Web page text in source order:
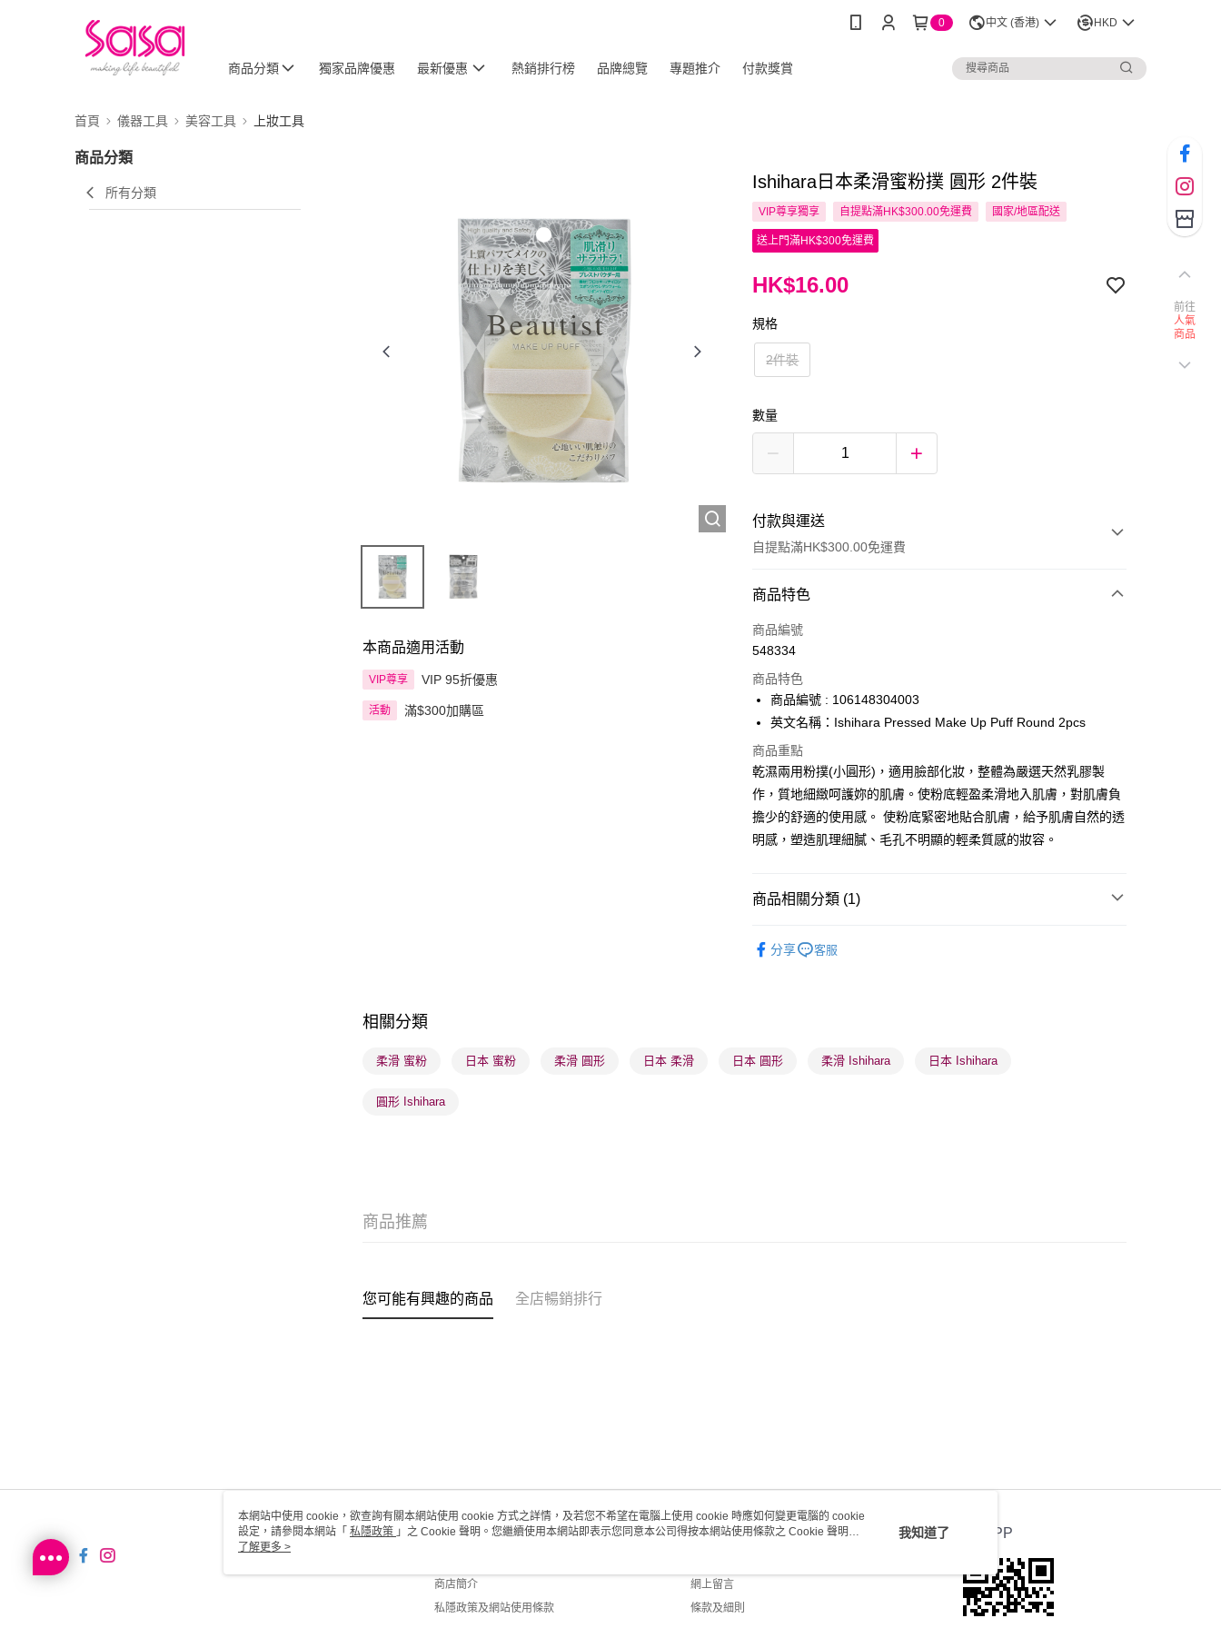
0 中文 (香港) HKD
商品分類 獨家品牌優惠 最新優惠 熱銷排行榜 品牌總覽 專題推介 付款獎賞
首頁 儀器工具 美容工具 上妝工具
商品分類
所有分類
本商品適用活動
VIP尊享 VIP 95折優惠
活動 滿$300加購區
Ishihara日本柔滑蜜粉撲 圓形 2件裝
VIP尊享獨享 自提點滿HK$300.00免運費 國家/地區配送
送上門滿HK$300免運費
HK$16.00
規格
2件裝
數量
付款與運送
自提點滿HK$300.00免運費
付款方式
信用卡
AlipayHK
PayMe
WeChat Pay
BoC Pay
順豐站及營業點 - 確認發貨後1-3個工作天送達
商品特色
商品編號
548334
商品特色
商品編號 : 106148304003
英文名稱：Ishihara Pressed Make Up Puff Round 2pcs
商品重點
乾濕兩用粉撲(小圓形)，適用臉部化妝，整體為嚴選天然乳膠製
作，質地細緻呵護妳的肌膚。使粉底輕盈柔滑地入肌膚，對肌膚負
擔少的舒適的使用感。 使粉底緊密地貼合肌膚，給予肌膚自然的透
明感，塑造肌理細膩、毛孔不明顯的輕柔質感的妝容。
商品相關分類 (1)
分享
客服
相關分類
柔滑 蜜粉 日本 蜜粉 柔滑 圓形 日本 柔滑 日本 圓形 柔滑 Ishihara 日本 Ishihara
圓形 Ishihara
商品推薦
您可能有興趣的商品 全店暢銷排行
關於我們
商店簡介
私隱政策及網站使用條款
客戶服務
網上留言
條款及細則
官方APP
前往
人氣
商品
本網站中使用 cookie，欲查詢有關本網站使用 cookie 方式之詳情，及若您不希望在電腦上使用 cookie 時應如何變更電腦的 cookie
設定，請參閱本網站「 私隱政策 」之 Cookie 聲明。您繼續使用本網站即表示您同意本公司得按本網站使用條款之 Cookie 聲明使
用 cookie。
了解更多 >
我知道了